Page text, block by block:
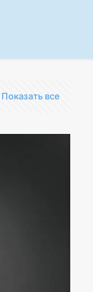
Показать все